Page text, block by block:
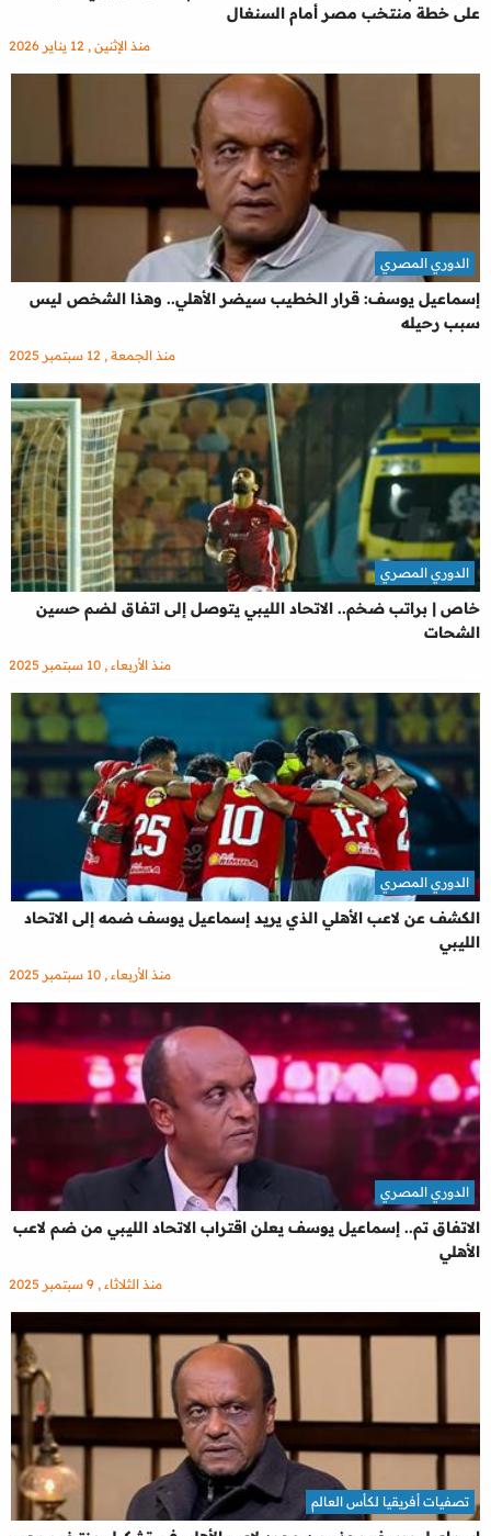
على خطة منتخب مصر أمام السنغال
منذ الإثنين , 12 يناير 2026
إسماعيل يوسف: قرار الخطيب سيضر الأهلي.. وهذا الشخص ليس
سبب رحيله
الدوري المصري
منذ الجمعة , 12 سبتمبر 2025
خاص | براتب ضخم.. الاتحاد الليبي يتوصل إلى اتفاق لضم حسين
الشحات
الدوري المصري
منذ الأربعاء , 10 سبتمبر 2025
الكشف عن لاعب الأهلي الذي يريد إسماعيل يوسف ضمه إلى الاتحاد
الليبي
الدوري المصري
منذ الأربعاء , 10 سبتمبر 2025
الاتفاق تم.. إسماعيل يوسف يعلن اقتراب الاتحاد الليبي من ضم لاعب
الأهلي
الدوري المصري
منذ الثلاثاء , 9 سبتمبر 2025
تصفيات أفريقيا لكأس العالم